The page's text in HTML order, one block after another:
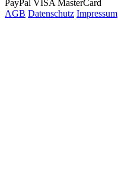
PayPal VISA MasterCard
AGB Datenschutz Impressum